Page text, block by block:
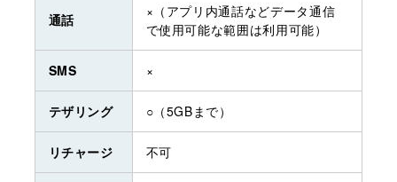
通話
×（アプリ内通話などデータ通信
で使用可能な範囲は利用可能）
SMS ×
テザリング ○（5GBまで）
リチャージ 不可